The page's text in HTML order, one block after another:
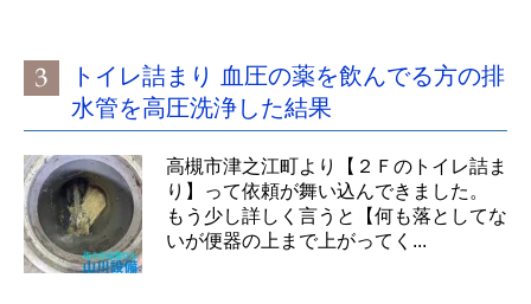
トイレ詰まり 血圧の薬を飲んでる方の排
水管を高圧洗浄した結果
高槻市津之江町より【２Ｆのトイレ詰ま
り】って依頼が舞い込んできました。
もう少し詳しく言うと【何も落としてな
いが便器の上まで上がってく...